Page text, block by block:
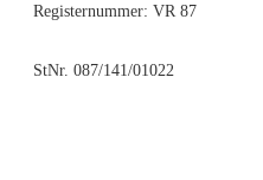
Registernummer: VR 87
StNr. 087/141/01022